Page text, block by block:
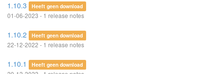
1.10.3 Heeft geen download
01-06-2023 - 1 release notes
1.10.2 Heeft geen download
22-12-2022 - 1 release notes
1.10.1 Heeft geen download